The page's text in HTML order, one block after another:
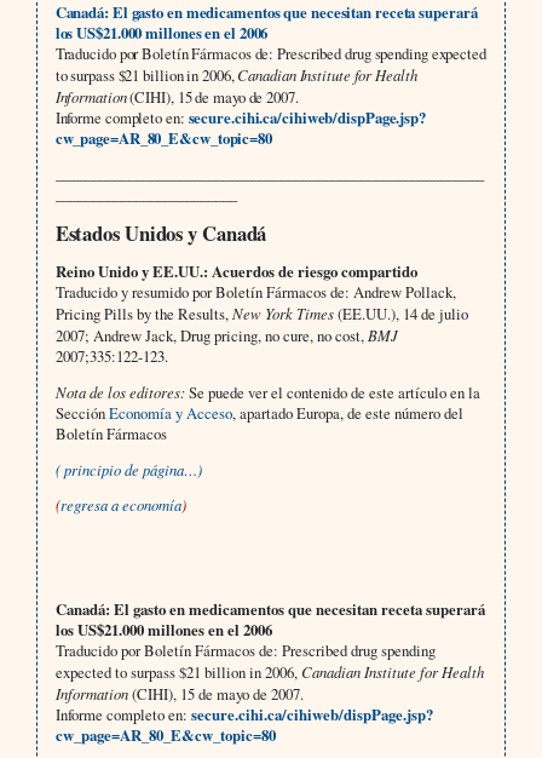
Canadá: El gasto en medicamentos que necesitan receta superará
los US$21.000 millones en el 2006
Traducido por Boletín Fármacos de: Prescribed drug spending expected
to surpass $21 billion in 2006,Canadian Institute for Health
Information(CIHI), 15 de mayo de 2007.
Informe completo en: secure.cihi.ca/cihiweb/dispPage.jsp?
cw_page=AR_80_E&cw_topic=80
Estados Unidos y Canadá
Reino Unido y EE.UU.: Acuerdos de riesgo compartido
Traducido y resumido por Boletín Fármacos de: Andrew Pollack,
Pricing Pills by the Results,New York Times(EE.UU.), 14 de julio
2007; Andrew Jack, Drug pricing, no cure, no cost, BMJ
2007;335:122-123.
Nota de los editores:Se puede ver el contenido de este artículo en la
SecciónEconomía y Acceso, apartado Europa, de este número del
Boletín Fármacos
( principio de página…)
(regresa a economía)
Canadá: El gasto en medicamentos que necesitan receta superará
los US$21.000 millones en el 2006
Traducido por Boletín Fármacos de: Prescribed drug spending
expected to surpass $21 billion in 2006,Canadian Institute for Health
Information(CIHI), 15 de mayo de 2007.
Informe completo en: secure.cihi.ca/cihiweb/dispPage.jsp?
cw_page=AR_80_E&cw_topic=80